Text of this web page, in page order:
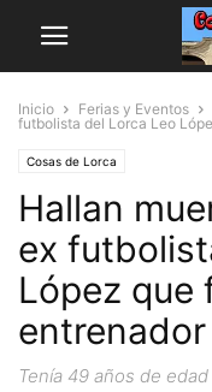
Inicio Ferias y Eventos
futbolista del Lorca Leo
Cosas de Lorca
Hallan
ex
López que
Tenía 49 años de